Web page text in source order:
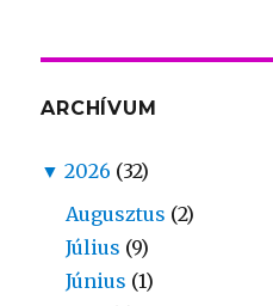
ARCHÍVUM
▼ 2026 (32)
Augusztus (2)
Július (9)
Június (1)